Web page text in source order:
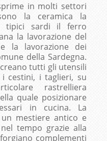
in molti settori
la ceramica la
tipici sardi il ferro
la lavorazione del
la lavorazione dei
della Sardegna.
tutti gli utensili
cestini, i taglieri, su
rastrelliera
quale posizionare
in cucina. La
mestiere antico e
tempo grazie alla
complementi